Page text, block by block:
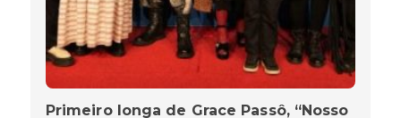
Primeiro longa de Grace Passô, “Nosso